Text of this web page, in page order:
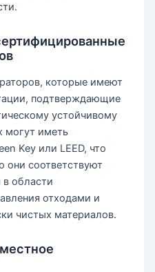
которые имеют
подтверждающие
устойчивому
могут иметь
Key или LEED, что
они соответствуют
области
отходами и
чистых материалов.